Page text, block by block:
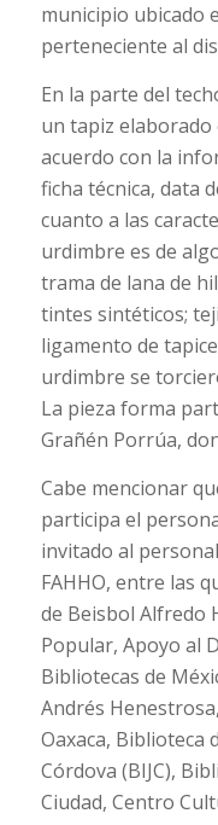
municipio ubicado
perteneciente al
En la parte del
un tapiz elaborado
acuerdo con la
ficha técnica, data
cuanto a las
urdimbre es de
trama de lana de
tintes sintéticos;
ligamento de
urdimbre se
La pieza forma
Grañén Porrúa,
Cabe mencionar
participa el
invitado al
FAHHO, entre las
de Beisbol Alfredo
Popular, Apoyo al
Bibliotecas de
Andrés
Oaxaca, Biblioteca
Córdova (BIJC),
Ciudad, Centro